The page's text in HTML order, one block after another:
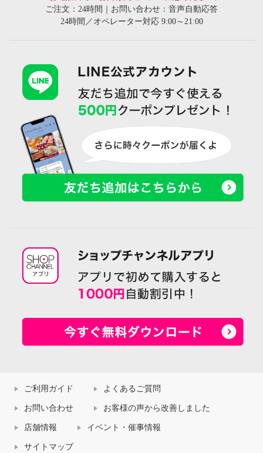
ご注文：24時間｜お問い合わせ：音声自動応答
24時間／オペレーター対応 9:00～21:00
ご利用ガイド よくあるご質問
お問い合わせ お客様の声から改善しました
店舗情報 イベント・催事情報
サイトマップ